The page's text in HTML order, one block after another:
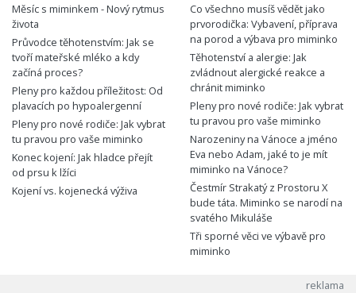
Měsíc s miminkem - Nový rytmus
života
Průvodce těhotenstvím: Jak se
tvoří mateřské mléko a kdy
začíná proces?
Pleny pro každou příležitost: Od
plavacích po hypoalergenní
Pleny pro nové rodiče: Jak vybrat
tu pravou pro vaše miminko
Konec kojení: Jak hladce přejít
od prsu k lžíci
Kojení vs. kojenecká výživa
Co všechno musíš vědět jako
prvorodička: Vybavení, příprava
na porod a výbava pro miminko
Těhotenství a alergie: Jak
zvládnout alergické reakce a
chránit miminko
Pleny pro nové rodiče: Jak vybrat
tu pravou pro vaše miminko
Narozeniny na Vánoce a jméno
Eva nebo Adam, jaké to je mít
miminko na Vánoce?
Čestmír Strakatý z Prostoru X
bude táta. Miminko se narodí na
svatého Mikuláše
Tři sporné věci ve výbavě pro
miminko